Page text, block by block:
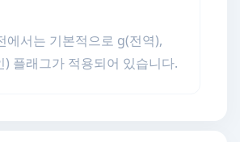
에서는 기본적으로 g(전역),
) 플래그가 적용되어 있습니다.